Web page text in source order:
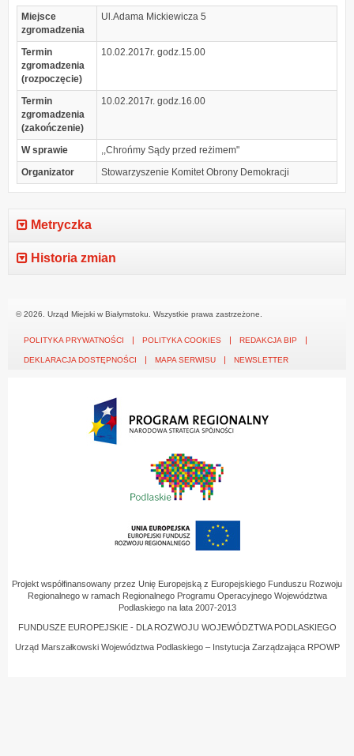
Miejsce
zgromadzenia
Ul.Adama Mickiewicza 5
Termin
zgromadzenia
(rozpoczęcie)
10.02.2017r. godz.15.00
Termin
zgromadzenia
(zakończenie)
10.02.2017r. godz.16.00
W sprawie
,,Chrońmy Sądy przed reżimem"
Organizator
Stowarzyszenie Komitet Obrony Demokracji
Metryczka
Historia zmian
© 2026. Urząd Miejski w Białymstoku. Wszystkie prawa zastrzeżone.
POLITYKA PRYWATNOŚCI POLITYKA COOKIES REDAKCJA BIP
DEKLARACJA DOSTĘPNOŚCI MAPA SERWISU NEWSLETTER
Projekt współfinansowany przez Unię Europejską z Europejskiego Funduszu Rozwoju
Regionalnego w ramach Regionalnego Programu Operacyjnego Województwa
Podlaskiego na lata 2007-2013
FUNDUSZE EUROPEJSKIE - DLA ROZWOJU WOJEWÓDZTWA PODLASKIEGO
Urząd Marszałkowski Województwa Podlaskiego – Instytucja Zarządzająca RPOWP